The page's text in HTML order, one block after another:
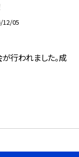
12/05
行われました。成